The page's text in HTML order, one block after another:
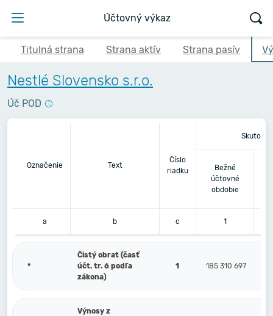
Účtovný výkaz
Titulná strana Strana aktív Strana pasív
Nestlé Slovensko s.r.o.
Úč POD
Označenie Text
Číslo
riadku
Bežné
účtovné
obdobie
a b c 1
*
Čistý obrat (časť
účt. tr. 6 podľa
zákona)
1 185 310 697
Výnosy z